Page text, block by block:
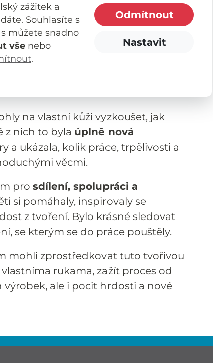
zážitek a
Souhlasíte s
můžete snadno
vše nebo
.
Odmítnout
Nastavit
a zážitky.
sicelý proces práce s hlínou
samotné tvarování až po finální
jen o výrobu hrnků, ale o
každý otiskl svou fantazii a
na vlastní kůži vyzkoušet, jak
z nich to byla úplně nová
a ukázala, kolik práce, trpělivosti a
věcmi.
pro sdílení, spolupráci a
si pomáhaly, inspirovaly se
z tvoření. Bylo krásné sledovat
se kterým se do práce pouštěly.
mohli zprostředkovat tuto tvořivou
rukama, zažít proces od
ale i pocit hrdosti a nové